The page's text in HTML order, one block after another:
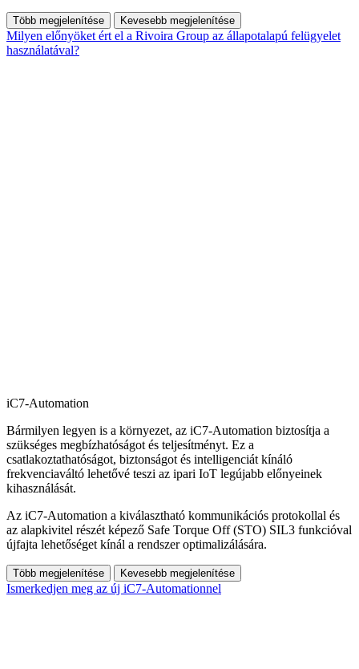
Több megjelenítése Kevesebb megjelenítése
Milyen előnyöket ért el a Rivoira Group az állapotalapú felügyelet
használatával?
iC7-Automation
Bármilyen legyen is a környezet, az iC7-Automation biztosítja a
szükséges megbízhatóságot és teljesítményt. Ez a
csatlakoztathatóságot, biztonságot és intelligenciát kínáló
frekvenciaváltó lehetővé teszi az ipari IoT legújabb előnyeinek
kihasználását.
Az iC7-Automation a kiválasztható kommunikációs protokollal és
az alapkivitel részét képező Safe Torque Off (STO) SIL3 funkcióval
újfajta lehetőséget kínál a rendszer optimalizálására.
Több megjelenítése Kevesebb megjelenítése
Ismerkedjen meg az új iC7-Automationnel